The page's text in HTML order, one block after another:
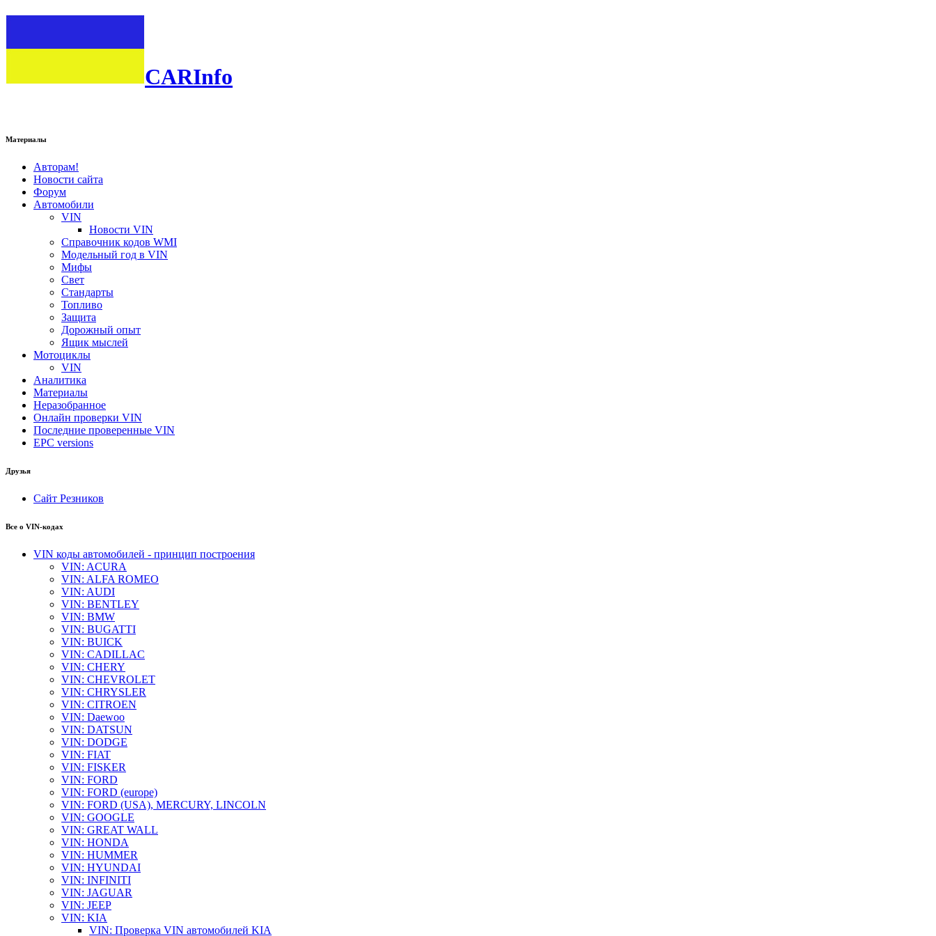
CARInfo
Материалы
Авторам!
Новости сайта
Форум
Автомобили
VIN
Новости VIN
Справочник кодов WMI
Модельный год в VIN
Мифы
Свет
Стандарты
Топливо
Защита
Дорожный опыт
Ящик мыслей
Мотоциклы
VIN
Аналитика
Материалы
Неразобранное
Онлайн проверки VIN
Последние проверенные VIN
EPC versions
Друзья
Сайт Резников
Все о VIN-кодах
VIN коды автомобилей - принцип построения
VIN: ACURA
VIN: ALFA ROMEO
VIN: AUDI
VIN: BENTLEY
VIN: BMW
VIN: BUGATTI
VIN: BUICK
VIN: CADILLAC
VIN: CHERY
VIN: CHEVROLET
VIN: CHRYSLER
VIN: CITROEN
VIN: Daewoo
VIN: DATSUN
VIN: DODGE
VIN: FIAT
VIN: FISKER
VIN: FORD
VIN: FORD (europe)
VIN: FORD (USA), MERCURY, LINCOLN
VIN: GOOGLE
VIN: GREAT WALL
VIN: HONDA
VIN: HUMMER
VIN: HYUNDAI
VIN: INFINITI
VIN: JAGUAR
VIN: JEEP
VIN: KIA
VIN: Проверка VIN автомобилей KIA